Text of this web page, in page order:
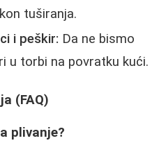
tuširanja.
i peškir: Da ne bismo
u torbi na povratku kući.
(FAQ)
plivanje?